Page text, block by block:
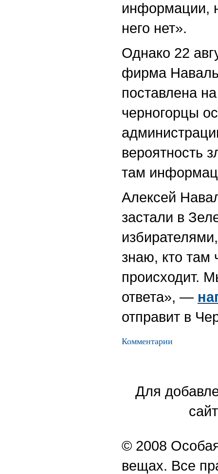
информации,
него нет».
Однако 22
фирма
поставлена
черногорцы
вероятность
там
Алексей
застали в
знаю, кто там
происходит.
ответа», —
отправит в
Комментарии
Для
© 2008
вещах. Все